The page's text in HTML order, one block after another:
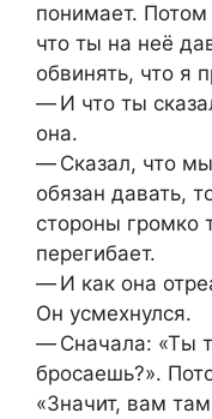
понимает.
что ты на неё
обвинять, что я
— И что ты
она.
— Сказал, что
обязан давать,
стороны громко
перегибает.
— И как она
Он усмехнулся.
— Сначала: «Ты
бросаешь?».
«Значит, вам